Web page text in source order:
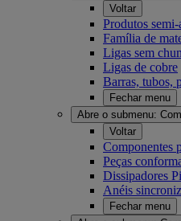
Voltar
Produtos
Família de
Ligas sem
Ligas de cobre
Barras, tubos,
Fechar menu
Abre o submenu:
Voltar
Componentes
Peças
Dissipadores
Anéis
Fechar menu